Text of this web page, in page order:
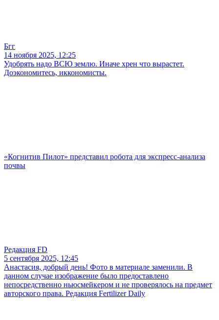
Бгг
14 ноября 2025, 12:25
Удобрять надо ВСЮ землю. Иначе хрен что вырастет.
Доэкономитесь, иккономисты.
«Когнитив Пилот» представил робота для экспресс-анализа
почвы
Редакция FD
5 сентября 2025, 12:45
Анастасия, добрый день! Фото в материале заменили. В
данном случае изображение было предоставлено
непосредственно ньюсмейкером и не проверялось на предмет
авторского права. Редакция Fertilizer Daily